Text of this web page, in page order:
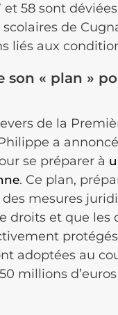
58 sont
de
liés aux
son « plan »
de la
a
se préparer à
. Ce plan,
mesures
droits et que
adoptées au
millions